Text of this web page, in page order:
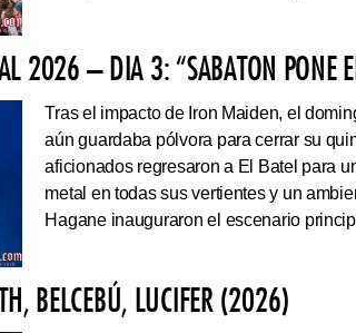
2026 – DIA 3: “SABATON PONE
Tras el impacto de Iron Maiden, el
aún guardaba pólvora para cerrar su
aficionados regresaron a El Batel para
metal en todas sus vertientes y un
Hagane inauguraron el escenario
BELCEBÚ, LUCIFER (2026)